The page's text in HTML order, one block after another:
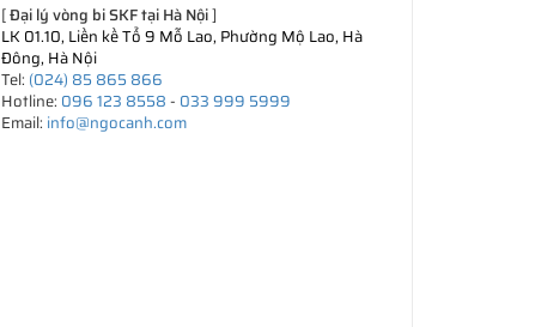
[Đại lý vòng bi SKF tại Hà Nội]
LK 01.10, Liền kề Tổ 9 Mỗ Lao, Phường Mộ Lao, Hà
Đông, Hà Nội
Tel: (024) 85 865 866
Hotline: 096 123 8558- 033 999 5999
Email: info@ngocanh.com